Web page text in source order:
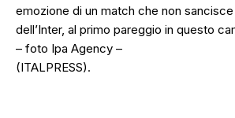
emozione di un match che non
dell’Inter, al primo pareggio in questo
– foto Ipa Agency –
(ITALPRESS).